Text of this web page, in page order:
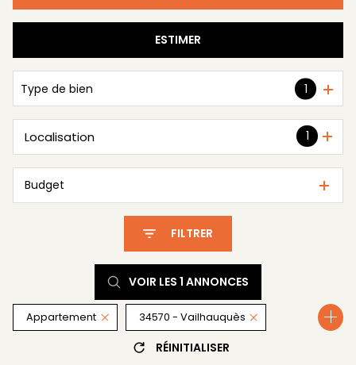
ESTIMER
Type de bien 1
1
Localisation
Budget
FILTRER
VOIR LES 1 ANNONCES
Appartement 34570 - Vailhauquès
RÉINITIALISER